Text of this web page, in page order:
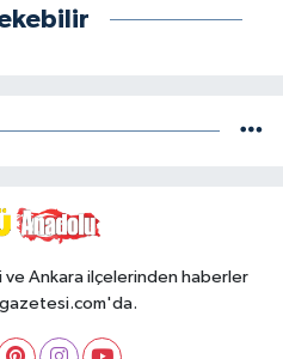
ve Ankara ilçelerinden haberler